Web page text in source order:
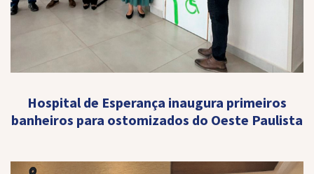
Hospital de Esperança inaugura primeiros
banheiros para ostomizados do Oeste Paulista